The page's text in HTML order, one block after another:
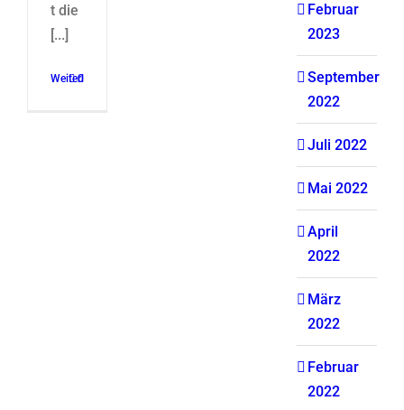
t die
[...]
Weiterlesen
0
Februar
2023
September
2022
Juli 2022
Mai 2022
April
2022
März
2022
Februar
2022